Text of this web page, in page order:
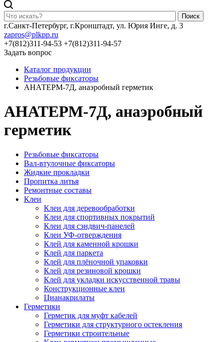
Поиск
г.Санкт-Петербург, г.Кронштадт, ул. Юрия Инге, д. 3
zapros@plkpp.ru
+7(812)311-94-53 +7(812)311-94-57
Задать вопрос
Каталог продукции
Резьбовые фиксаторы
АНАТЕРМ-7Д, анаэробный герметик
АНАТЕРМ-7Д, анаэробный
герметик
Резьбовые фиксаторы
Вал-втулочные фиксаторы
Жидкие прокладки
Пропитка литья
Ремонтные составы
Клеи
Клеи для деревообработки
Клеи для спортивных покрытий
Клеи для сэндвич-панелей
Клеи УФ-отверждения
Клей для каменной крошки
Клей для паркета
Клей для плёночной упаковки
Клей для резиновой крошки
Клей для укладки искусственной травы
Конструкционные клеи
Цианакрилаты
Герметики
Герметик для муфт кабелей
Герметики для структурного остекления
Герметики строительные